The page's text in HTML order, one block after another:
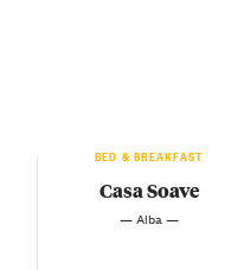
BED & BREAKFAST
Casa Soave
— Alba —